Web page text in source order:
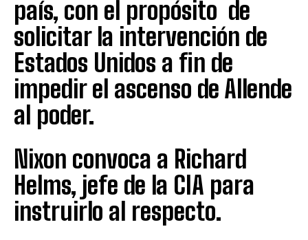
país, con el propósito de
solicitar la intervención de
Estados Unidos a fin de
impedir el ascenso de Allende
al poder.
Nixon convoca a Richard
Helms, jefe de la CIA para
instruirlo al respecto.